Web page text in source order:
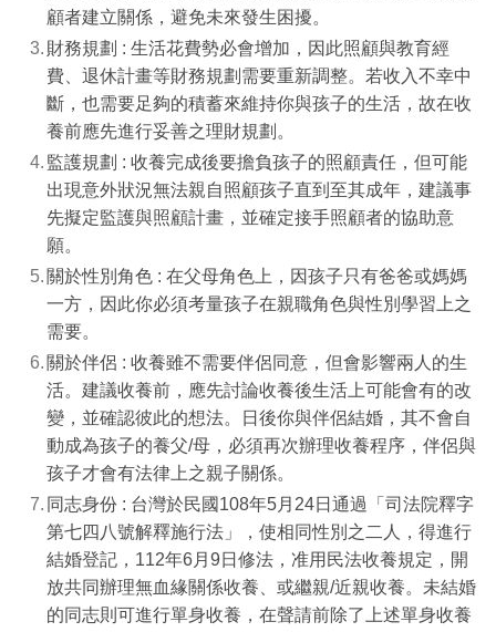
顧者建立關係，避免未來發生困擾。
財務規劃 : 生活花費勢必會增加，因此照顧與教育經
費、退休計畫等財務規劃需要重新調整。若收入不幸中
斷，也需要足夠的積蓄來維持你與孩子的生活，故在收
養前應先進行妥善之理財規劃。
監護規劃 : 收養完成後要擔負孩子的照顧責任，但可能
出現意外狀況無法親自照顧孩子直到至其成年，建議事
先擬定監護與照顧計畫，並確定接手照顧者的協助意
願。
關於性別角色 : 在父母角色上，因孩子只有爸爸或媽媽
一方，因此你必須考量孩子在親職角色與性別學習上之
需要。
關於伴侶 : 收養雖不需要伴侶同意，但會影響兩人的生
活。建議收養前，應先討論收養後生活上可能會有的改
變，並確認彼此的想法。日後你與伴侶結婚，其不會自
動成為孩子的養父/母，必須再次辦理收養程序，伴侶與
孩子才會有法律上之親子關係。
同志身份 : 台灣於民國 108年5月 24日通過「司法院釋字
第七四八號解釋施行法」，使相同性別之二人，得進行
結婚登記， 112年6月 9 日修法，准用民法收養規定，開
放共同辦理無血緣關係收養、或繼親/近親收養。未結婚
的同志則可進行單身收養，在聲請前除了上述單身收養